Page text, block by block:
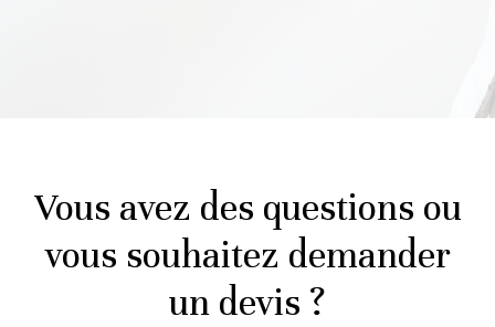
Vous avez des questions ou
vous souhaitez demander
un devis ?